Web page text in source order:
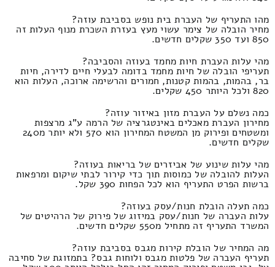
מהו התעריף של העברת בית נופש בסביבת עוזה?
מחיר הובלה של צימר עשוי מעץ בעזרת השכרת מנוף העלות זה
850 ועד 350 שקלים חדשים.
מהי עלות העברת חיות מחמד בעוזה והסביבה?
תעריפי הובלה של חיות מחמד בדומה לבעלי חיים לדירה, חיות
בר, בהמות, בהמות קטנות, חמורים והרשימה ארוכה, העלות הוא
820 ולכל היותר 450 שקלים.
כמה נשלם על העברת מזון באיזור עוזה?
מחירון העברת מאכלים באינטגרציה של הרמה ע"ג מרצפות
ומשטחים ופירוק מן המשטח המחירון הוא 570 ולא יותר מ240
שקלים חדשים.
מהי עלות שינוע של אביזרים של בריאות בעוזה?
העלות להובלה של כמוסות תוך כדי קירור לבתי שיקום ומרפאות
ברשות הפרט התעריף הוא לכל הפחות 390 שקל.
כמה תעלה הובלת חנות/עסק בעוזה?
עלות העברה של חנות/עסק במיזוג של פירוק של הרהיטים של
המשרד התעריף זה מתחיל מ550 שקלים חדשים.
מה המחיר של הובלת קירות מגבס בסביבת עוזה?
תעריף העברה של פלטות מגבס ולוחות גבס? בתמזוגת של סחיבה